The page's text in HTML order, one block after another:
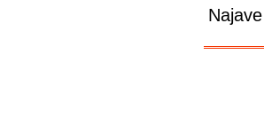
Najave